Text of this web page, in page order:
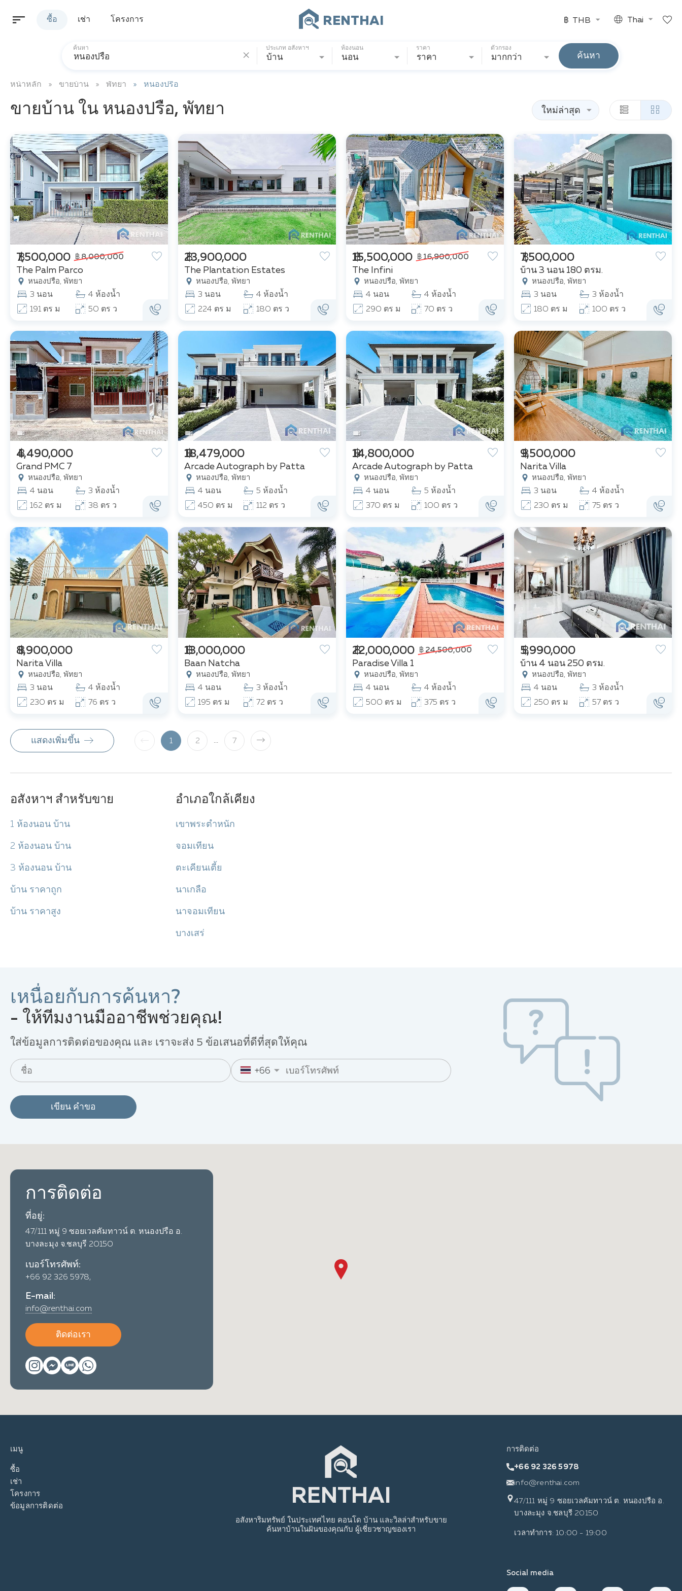
ซื้อ เช่า โครงการ RENTHAI ฿ THB Thai
ค้นหา ประเภท อสังหาฯ
บ้าน
ห้องนอน
นอน
ราคา
ราคา
ตัวกรอง
มากกว่า ค้นหา
หน้าหลัก ขายบ้าน พัทยา หนองปรือ
ขายบ้าน ใน หนองปรือ, พัทยา ใหม่ล่าสุด
The Palm Parco
หนองปรือ, พัทยา
฿ 7,500,000 ฿ 8,000,000
3 นอน
4 ห้องน้ำ
191 ตร ม
50 ตร ว
The Plantation Estates
หนองปรือ, พัทยา
฿ 23,900,000
3 นอน
4 ห้องน้ำ
224 ตร ม
180 ตร ว
The Infini
หนองปรือ, พัทยา
฿ 15,500,000 ฿ 16,900,000
4 นอน
4 ห้องน้ำ
290 ตร ม
70 ตร ว
บ้าน 3 นอน 180 ตรม.
หนองปรือ, พัทยา
฿ 7,500,000
3 นอน
3 ห้องน้ำ
180 ตร ม
100 ตร ว
Grand PMC 7
หนองปรือ, พัทยา
฿ 4,490,000
4 นอน
3 ห้องน้ำ
162 ตร ม
38 ตร ว
Arcade Autograph by Patta
หนองปรือ, พัทยา
฿ 18,479,000
4 นอน
5 ห้องน้ำ
450 ตร ม
112 ตร ว
Arcade Autograph by Patta
หนองปรือ, พัทยา
฿ 14,800,000
4 นอน
5 ห้องน้ำ
370 ตร ม
100 ตร ว
Narita Villa
หนองปรือ, พัทยา
฿ 9,500,000
3 นอน
4 ห้องน้ำ
230 ตร ม
75 ตร ว
Narita Villa
หนองปรือ, พัทยา
฿ 8,900,000
3 นอน
4 ห้องน้ำ
230 ตร ม
76 ตร ว
Baan Natcha
หนองปรือ, พัทยา
฿ 13,000,000
4 นอน
3 ห้องน้ำ
195 ตร ม
72 ตร ว
Paradise Villa 1
หนองปรือ, พัทยา
฿ 22,000,000 ฿ 24,500,000
4 นอน
4 ห้องน้ำ
500 ตร ม
375 ตร ว
บ้าน 4 นอน 250 ตรม.
หนองปรือ, พัทยา
฿ 5,990,000
4 นอน
3 ห้องน้ำ
250 ตร ม
57 ตร ว
แสดงเพิ่มขึ้น 1 2 ... 7
อสังหาฯ สำหรับขาย
1 ห้องนอน บ้าน
2 ห้องนอน บ้าน
3 ห้องนอน บ้าน
บ้าน ราคาถูก
บ้าน ราคาสูง
อำเภอใกล้เคียง
เขาพระตำหนัก
จอมเทียน
ตะเคียนเตี้ย
นาเกลือ
นาจอมเทียน
บางเสร่
เหนื่อยกับการค้นหา?
- ให้ทีมงานมืออาชีพช่วยคุณ!
ใส่ข้อมูลการติดต่อของคุณ และ เราจะส่ง 5 ข้อเสนอที่ดีที่สุดให้คุณ
+66
เขียน คำขอ
การติดต่อ
ที่อยู่:
47/111 หมู่ 9 ซอยเวลคัมทาวน์ ต. หนองปรือ อ.
บางละมุง จ.ชลบุรี 20150
เบอร์โทรศัพท์:
+66 92 326 5978,
E-mail:
info@renthai.com
ติดต่อเรา
เมนู
ซื้อ
เช่า
โครงการ
ข้อมูลการติดต่อ
RENTHAI
อสังหาริมทรัพย์ ในประเทศไทย คอนโด บ้าน และวิลล่าสำหรับขาย
ค้นหาบ้านในฝันของคุณกับ ผู้เชี่ยวชาญของเรา
การติดต่อ
+66 92 326 5978
info@renthai.com
47/111 หมู่ 9 ซอยเวลคัมทาวน์ ต. หนองปรือ อ.
บางละมุง จ.ชลบุรี 20150
เวลาทำการ: 10:00 - 19:00
Social media